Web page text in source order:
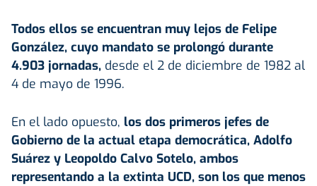
Todos ellos se encuentran muy lejos de Felipe
González, cuyo mandato se prolongó durante
4.903 jornadas, desde el 2 de diciembre de 1982 al
4 de mayo de 1996.
En el lado opuesto, los dos primeros jefes de
Gobierno de la actual etapa democrática, Adolfo
Suárez y Leopoldo Calvo Sotelo, ambos
representando a la extinta UCD, son los que menos